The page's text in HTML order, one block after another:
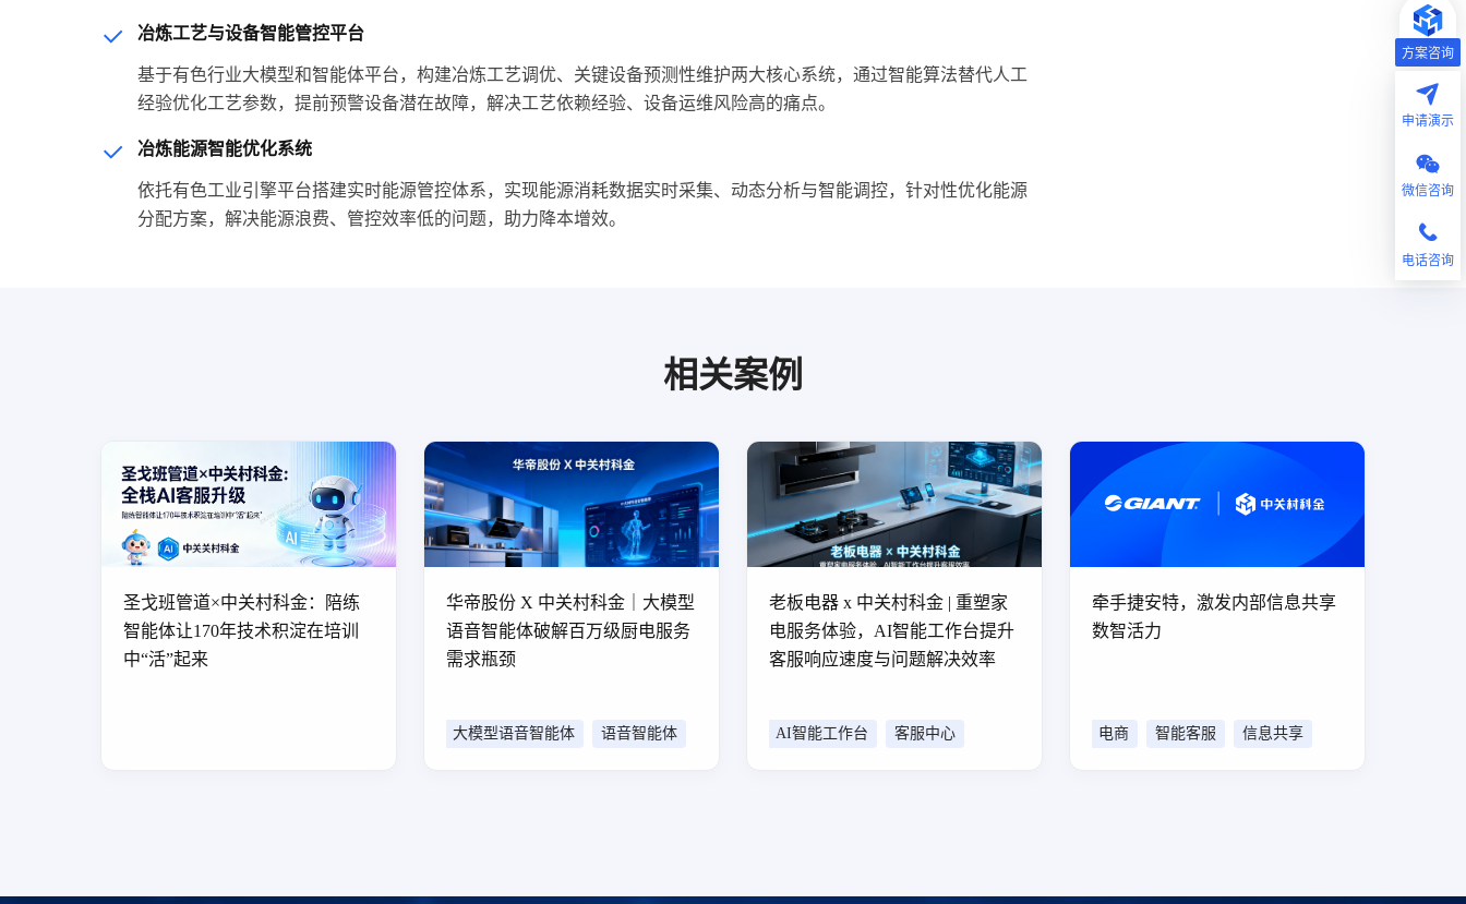
冶炼工艺与设备智能管控平台
基于有色行业大模型和智能体平台，构建冶炼工艺调优、关键设备预测性维护两大核心系统，通过智能算法替代人工
经验优化工艺参数，提前预警设备潜在故障，解决工艺依赖经验、设备运维风险高的痛点。
冶炼能源智能优化系统
依托有色工业引擎平台搭建实时能源管控体系，实现能源消耗数据实时采集、动态分析与智能调控，针对性优化能源
分配方案，解决能源浪费、管控效率低的问题，助力降本增效。
相关案例
圣戈班管道×中关村科金：陪练
智能体让170年技术积淀在培训
中“活”起来
华帝股份 X 中关村科金｜大模型
语音智能体破解百万级厨电服务
需求瓶颈
大模型语音智能体 语音智能体
老板电器 x 中关村科金 | 重塑家
电服务体验，AI智能工作台提升
客服响应速度与问题解决效率
AI智能工作台
客服中心
牵手捷安特，激发内部信息共享
数智活力
电商 智能客服 信息共享
方案咨询
申请演示
微信咨询
电话咨询